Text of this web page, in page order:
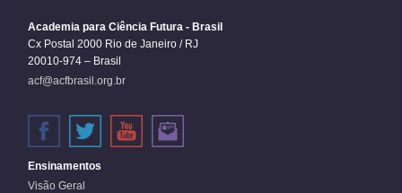
Academia para Ciência Futura - Brasil
Cx Postal 2000 Rio de Janeiro / RJ
20010-974 – Brasil
acf@acfbrasil.org.br
Ensinamentos
Visão Geral